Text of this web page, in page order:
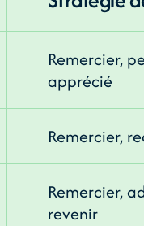
Remercier,
apprécié
Remercier,
Remercier,
revenir